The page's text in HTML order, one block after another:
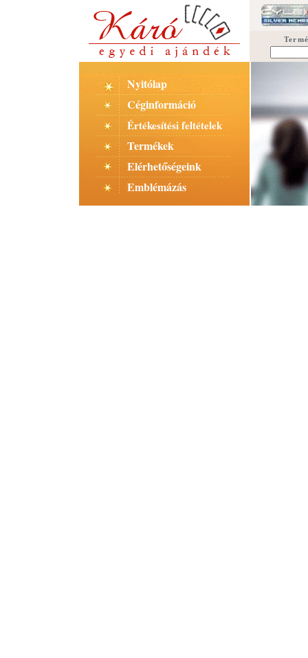
Nyitólap
Céginformáció
Értékesítési feltételek
Termékek
Elérhetőségeink
Emblémázás